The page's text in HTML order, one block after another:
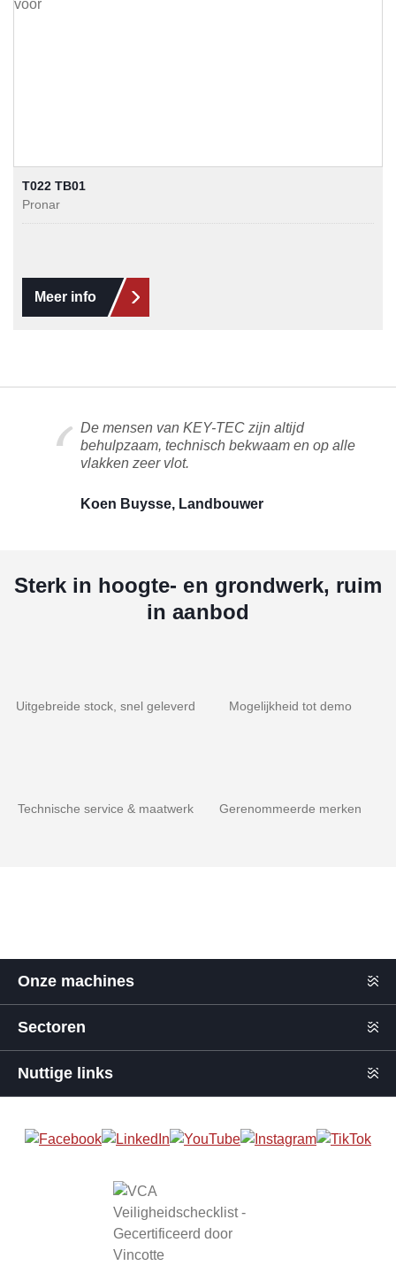
T022 TB01
Pronar
Meer info
De mensen van KEY-TEC zijn altijd
behulpzaam, technisch bekwaam en op alle
vlakken zeer vlot.
Koen Buysse, Landbouwer
Sterk in hoogte- en grondwerk, ruim
in aanbod
Uitgebreide stock, snel geleverd Mogelijkheid tot demo
Technische service & maatwerk Gerenommeerde merken
Onze machines
Sectoren
Nuttige links